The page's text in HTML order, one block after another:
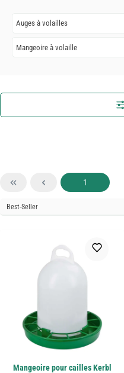
Auges à volailles
Mangeoire à volaille
Page
1
Mangeoire pour cailles Kerbl